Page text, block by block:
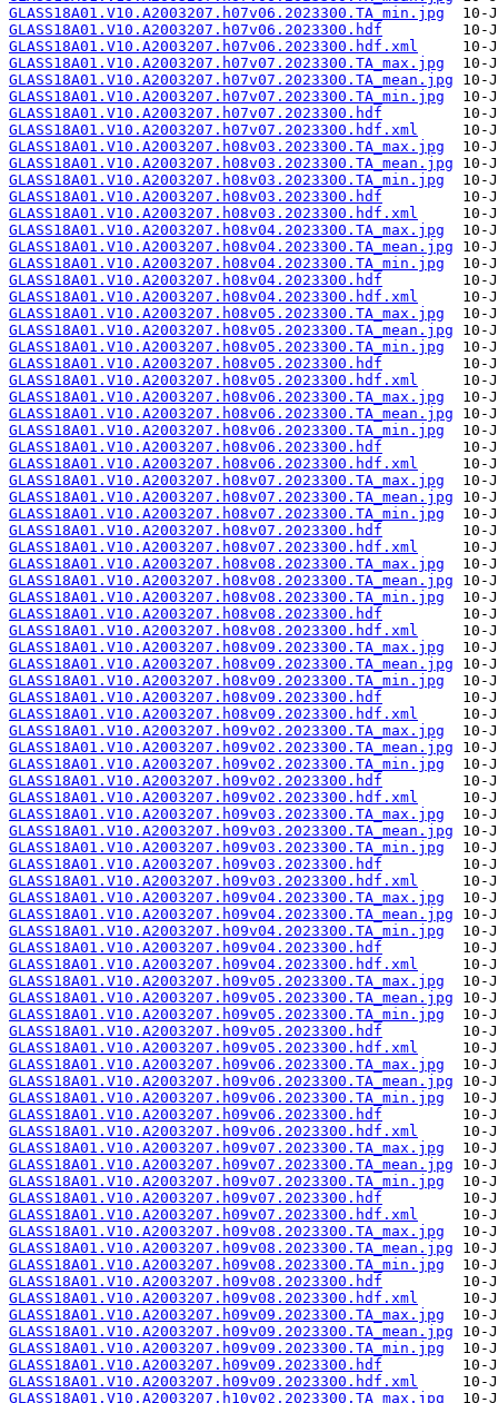
GLASS18A01.V10.A2003207.h07v06.2023300.TA_min.jpg
GLASS18A01.V10.A2003207.h07v06.2023300.hdf
GLASS18A01.V10.A2003207.h07v06.2023300.hdf.xml
GLASS18A01.V10.A2003207.h07v07.2023300.TA_max.jpg
GLASS18A01.V10.A2003207.h07v07.2023300.TA_mean.jpg
GLASS18A01.V10.A2003207.h07v07.2023300.TA_min.jpg
GLASS18A01.V10.A2003207.h07v07.2023300.hdf
GLASS18A01.V10.A2003207.h07v07.2023300.hdf.xml
GLASS18A01.V10.A2003207.h08v03.2023300.TA_max.jpg
GLASS18A01.V10.A2003207.h08v03.2023300.TA_mean.jpg
GLASS18A01.V10.A2003207.h08v03.2023300.TA_min.jpg
GLASS18A01.V10.A2003207.h08v03.2023300.hdf
GLASS18A01.V10.A2003207.h08v03.2023300.hdf.xml
GLASS18A01.V10.A2003207.h08v04.2023300.TA_max.jpg
GLASS18A01.V10.A2003207.h08v04.2023300.TA_mean.jpg
GLASS18A01.V10.A2003207.h08v04.2023300.TA_min.jpg
GLASS18A01.V10.A2003207.h08v04.2023300.hdf
GLASS18A01.V10.A2003207.h08v04.2023300.hdf.xml
GLASS18A01.V10.A2003207.h08v05.2023300.TA_max.jpg
GLASS18A01.V10.A2003207.h08v05.2023300.TA_mean.jpg
GLASS18A01.V10.A2003207.h08v05.2023300.TA_min.jpg
GLASS18A01.V10.A2003207.h08v05.2023300.hdf
GLASS18A01.V10.A2003207.h08v05.2023300.hdf.xml
GLASS18A01.V10.A2003207.h08v06.2023300.TA_max.jpg
GLASS18A01.V10.A2003207.h08v06.2023300.TA_mean.jpg
GLASS18A01.V10.A2003207.h08v06.2023300.TA_min.jpg
GLASS18A01.V10.A2003207.h08v06.2023300.hdf
GLASS18A01.V10.A2003207.h08v06.2023300.hdf.xml
GLASS18A01.V10.A2003207.h08v07.2023300.TA_max.jpg
GLASS18A01.V10.A2003207.h08v07.2023300.TA_mean.jpg
GLASS18A01.V10.A2003207.h08v07.2023300.TA_min.jpg
GLASS18A01.V10.A2003207.h08v07.2023300.hdf
GLASS18A01.V10.A2003207.h08v07.2023300.hdf.xml
GLASS18A01.V10.A2003207.h08v08.2023300.TA_max.jpg
GLASS18A01.V10.A2003207.h08v08.2023300.TA_mean.jpg
GLASS18A01.V10.A2003207.h08v08.2023300.TA_min.jpg
GLASS18A01.V10.A2003207.h08v08.2023300.hdf
GLASS18A01.V10.A2003207.h08v08.2023300.hdf.xml
GLASS18A01.V10.A2003207.h08v09.2023300.TA_max.jpg
GLASS18A01.V10.A2003207.h08v09.2023300.TA_mean.jpg
GLASS18A01.V10.A2003207.h08v09.2023300.TA_min.jpg
GLASS18A01.V10.A2003207.h08v09.2023300.hdf
GLASS18A01.V10.A2003207.h08v09.2023300.hdf.xml
GLASS18A01.V10.A2003207.h09v02.2023300.TA_max.jpg
GLASS18A01.V10.A2003207.h09v02.2023300.TA_mean.jpg
GLASS18A01.V10.A2003207.h09v02.2023300.TA_min.jpg
GLASS18A01.V10.A2003207.h09v02.2023300.hdf
GLASS18A01.V10.A2003207.h09v02.2023300.hdf.xml
GLASS18A01.V10.A2003207.h09v03.2023300.TA_max.jpg
GLASS18A01.V10.A2003207.h09v03.2023300.TA_mean.jpg
GLASS18A01.V10.A2003207.h09v03.2023300.TA_min.jpg
GLASS18A01.V10.A2003207.h09v03.2023300.hdf
GLASS18A01.V10.A2003207.h09v03.2023300.hdf.xml
GLASS18A01.V10.A2003207.h09v04.2023300.TA_max.jpg
GLASS18A01.V10.A2003207.h09v04.2023300.TA_mean.jpg
GLASS18A01.V10.A2003207.h09v04.2023300.TA_min.jpg
GLASS18A01.V10.A2003207.h09v04.2023300.hdf
GLASS18A01.V10.A2003207.h09v04.2023300.hdf.xml
GLASS18A01.V10.A2003207.h09v05.2023300.TA_max.jpg
GLASS18A01.V10.A2003207.h09v05.2023300.TA_mean.jpg
GLASS18A01.V10.A2003207.h09v05.2023300.TA_min.jpg
GLASS18A01.V10.A2003207.h09v05.2023300.hdf
GLASS18A01.V10.A2003207.h09v05.2023300.hdf.xml
GLASS18A01.V10.A2003207.h09v06.2023300.TA_max.jpg
GLASS18A01.V10.A2003207.h09v06.2023300.TA_mean.jpg
GLASS18A01.V10.A2003207.h09v06.2023300.TA_min.jpg
GLASS18A01.V10.A2003207.h09v06.2023300.hdf
GLASS18A01.V10.A2003207.h09v06.2023300.hdf.xml
GLASS18A01.V10.A2003207.h09v07.2023300.TA_max.jpg
GLASS18A01.V10.A2003207.h09v07.2023300.TA_mean.jpg
GLASS18A01.V10.A2003207.h09v07.2023300.TA_min.jpg
GLASS18A01.V10.A2003207.h09v07.2023300.hdf
GLASS18A01.V10.A2003207.h09v07.2023300.hdf.xml
GLASS18A01.V10.A2003207.h09v08.2023300.TA_max.jpg
GLASS18A01.V10.A2003207.h09v08.2023300.TA_mean.jpg
GLASS18A01.V10.A2003207.h09v08.2023300.TA_min.jpg
GLASS18A01.V10.A2003207.h09v08.2023300.hdf
GLASS18A01.V10.A2003207.h09v08.2023300.hdf.xml
GLASS18A01.V10.A2003207.h09v09.2023300.TA_max.jpg
GLASS18A01.V10.A2003207.h09v09.2023300.TA_mean.jpg
GLASS18A01.V10.A2003207.h09v09.2023300.TA_min.jpg
GLASS18A01.V10.A2003207.h09v09.2023300.hdf
GLASS18A01.V10.A2003207.h09v09.2023300.hdf.xml
GLASS18A01.V10.A2003207.h10v02.2023300.TA_max.jpg